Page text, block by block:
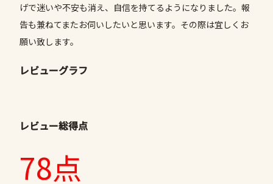
げで迷いや不安も消え、自信を持てるようになりました。報
告も兼ねてまたお伺いしたいと思います。その際は宜しくお
願い致します。
レビューグラフ
レビュー総得点
78点